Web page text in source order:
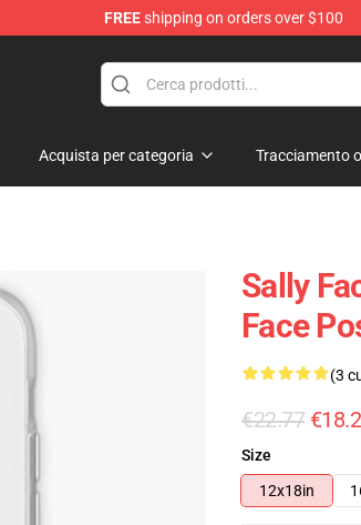
FREEshipping on orders over $100
Acquista per categoria Tracciamento
Sally
Face
(3
€22.77
Size
12x18in